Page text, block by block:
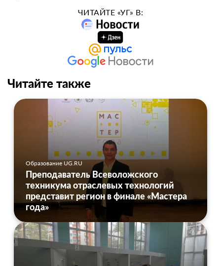
ЧИТАЙТЕ «УГ» В:
Читайте также
Образование UG.RU
Преподаватель Всеволожского
техникума отраслевых технологий
представит регион в финале «Мастера
года»